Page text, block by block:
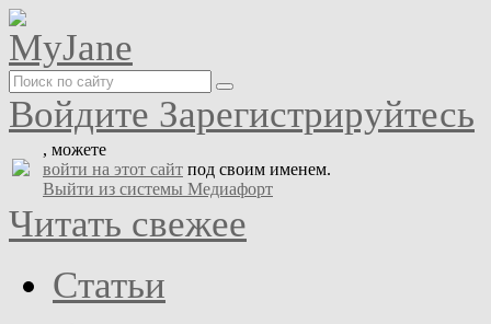
Войдите Зарегистрируйтесь
, можете
войти на этот сайт под своим именем.
Выйти из системы Медиафорт
Читать свежее
Статьи